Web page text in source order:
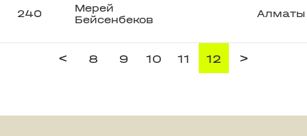
240
Мерей
Бейсенбеков
Алматы
< 8 9 10 11 12 >